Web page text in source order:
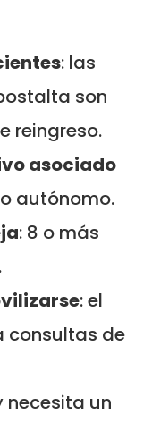
: las
son
reingreso.
asociado
autónomo.
: 8 o más
: el
consultas de
necesita un